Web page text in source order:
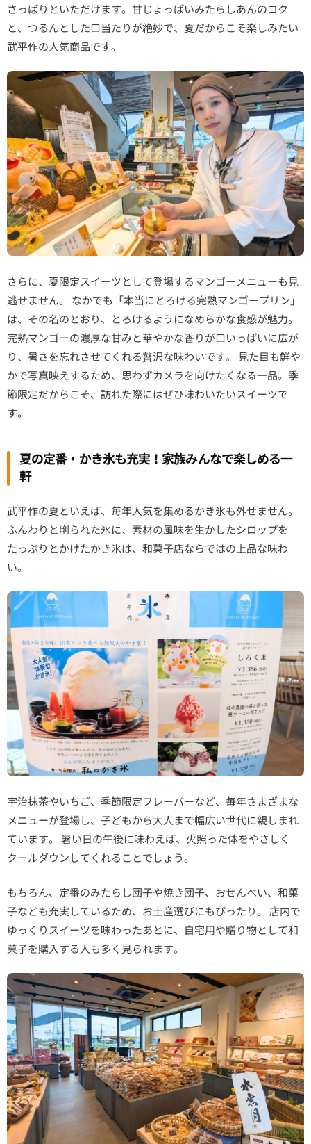
さっぱりといただけます。甘じょっぱいみたらしあんのコク
と、つるんとした口当たりが絶妙で、夏だからこそ楽しみたい
武平作の人気商品です。
さらに、夏限定スイーツとして登場するマンゴーメニューも見
逃せません。 なかでも「本当にとろける完熟マンゴープリン」
は、その名のとおり、とろけるようになめらかな食感が魅力。
完熟マンゴーの濃厚な甘みと華やかな香りが口いっぱいに広が
り、暑さを忘れさせてくれる贅沢な味わいです。 見た目も鮮や
かで写真映えするため、思わずカメラを向けたくなる一品。季
節限定だからこそ、訪れた際にはぜひ味わいたいスイーツで
す。
夏の定番・かき氷も充実！家族みんなで楽しめる一
軒
武平作の夏といえば、毎年人気を集めるかき氷も外せません。
ふんわりと削られた氷に、素材の風味を生かしたシロップを
たっぷりとかけたかき氷は、和菓子店ならではの上品な味わ
い。
宇治抹茶やいちご、季節限定フレーバーなど、毎年さまざまな
メニューが登場し、子どもから大人まで幅広い世代に親しまれ
ています。 暑い日の午後に味わえば、火照った体をやさしく
クールダウンしてくれることでしょう。
もちろん、定番のみたらし団子や焼き団子、おせんべい、和菓
子なども充実しているため、お土産選びにもぴったり。 店内で
ゆっくりスイーツを味わったあとに、自宅用や贈り物として和
菓子を購入する人も多く見られます。